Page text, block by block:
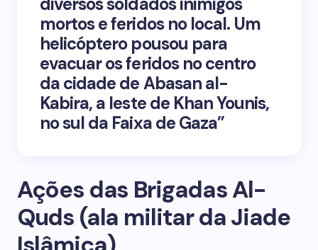
mortos e feridos no local. Um
helicóptero pousou para
evacuar os feridos no centro
da cidade de Abasan al-
Kabira, a leste de Khan Younis,
no sul da Faixa de Gaza”
Ações das Brigadas Al-
Quds (ala militar da Jiade